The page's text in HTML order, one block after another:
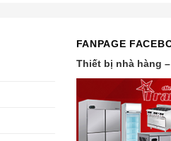
FANPAGE
Thiết bị nhà hàng –